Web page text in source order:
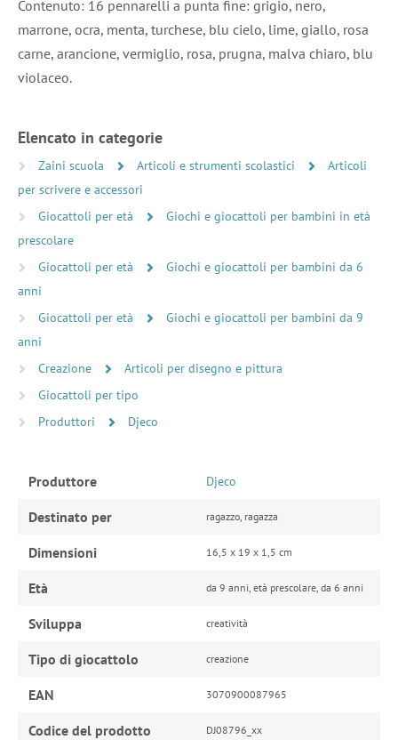
Contenuto: 16 pennarelli a punta fine: grigio, nero,
marrone, ocra, menta, turchese, blu cielo, lime, giallo, rosa
carne, arancione, vermiglio, rosa, prugna, malva chiaro, blu
violaceo.
Elencato in categorie
Zaini scuola Articoli e strumenti scolastici
Articoli
per scrivere e accessori
Giocattoli per età
Giochi e giocattoli per bambini in età
prescolare
Giocattoli per età
Giochi e giocattoli per bambini da 6
anni
Giocattoli per età
Giochi e giocattoli per bambini da 9
anni
Creazione
Articoli per disegno e pittura
Giocattoli per tipo
Produttori
Djeco
Produttore Djeco
Destinato per ragazzo, ragazza
Dimensioni 16,5 x 19 x 1,5 cm
Età da 9 anni, età prescolare, da 6 anni
Sviluppa creatività
Tipo di giocattolo creazione
EAN 3070900087965
Codice del prodotto DJ08796_xx